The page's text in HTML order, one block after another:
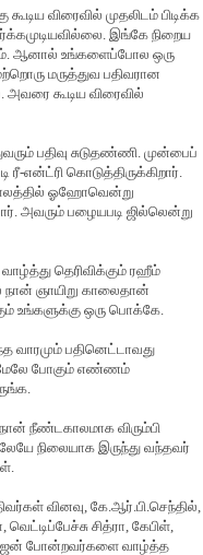
விரைவில் முதலிடம் பிடிக்க
இங்கே நிறைய
ஆனால் உங்களைப்போல ஒரு
மருத்துவ பதிவரான
கூடிய விரைவில்
பதிவு சுடுதண்ணி. முன்பைப்
ரீ-என்ட்ரி கொடுத்திருக்கிறார்.
ஓஹோவென்று
அவரும் பழையபடி ஜில்லென்று
தெரிவிக்கும் ரஹீம்
நான் ஞாயிறு காலைதான்
உங்களுக்கு ஒரு பொக்கே.
வாரமும் பதினெட்டாவது
மேலே போகும் எண்ணம்
நீண்டகாலமாக விரும்பி
நிலையாக இருந்து வந்தவர்
வினவு, கே.ஆர்.பி.செந்தில்,
சித்ரா, கேபிள்,
போன்றவர்களை வாழ்த்த